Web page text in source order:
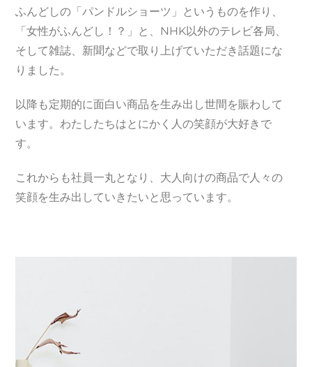
ふんどしの「パンドルショーツ」というものを作り、
「女性がふんどし！？」と、NHK以外のテレビ各局、
そして雑誌、新聞などで取り上げていただき話題にな
りました。
以降も定期的に面白い商品を生み出し世間を賑わして
います。わたしたちはとにかく人の笑顔が大好きで
す。
これからも社員一丸となり、大人向けの商品で人々の
笑顔を生み出していきたいと思っています。